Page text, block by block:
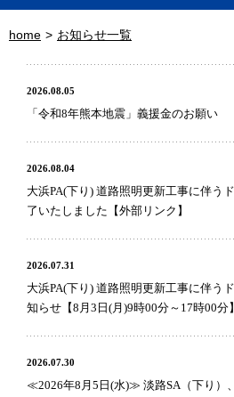
home お知らせ一覧
2026.08.05
「令和8年熊本地震」義援金のお願い
2026.08.04
大浜PA(下り) 道路照明更新工事に伴う
了いたしました【外部リンク】
2026.07.31
大浜PA(下り) 道路照明更新工事に伴う
知らせ【8月3日(月)9時00分～17時00分
2026.07.30
≪2026年8月5日(水)≫ 淡路SA（下り）